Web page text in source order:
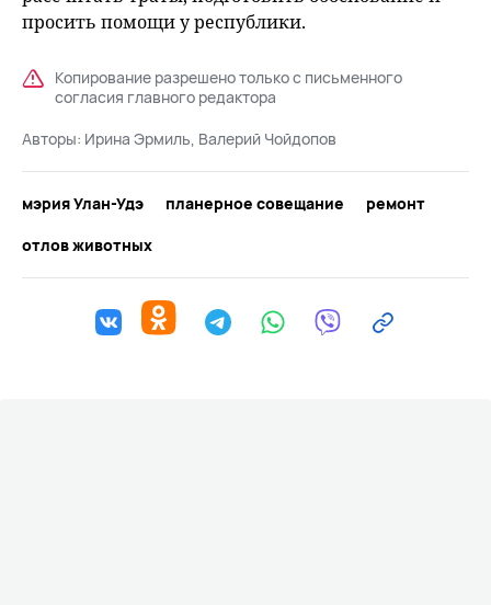
просить помощи у республики.
Копирование разрешено только с письменного
согласия главного редактора
Авторы: Ирина Эрмиль, Валерий Чойдопов
мэрия Улан-Удэ планерное совещание
ремонт
отлов животных